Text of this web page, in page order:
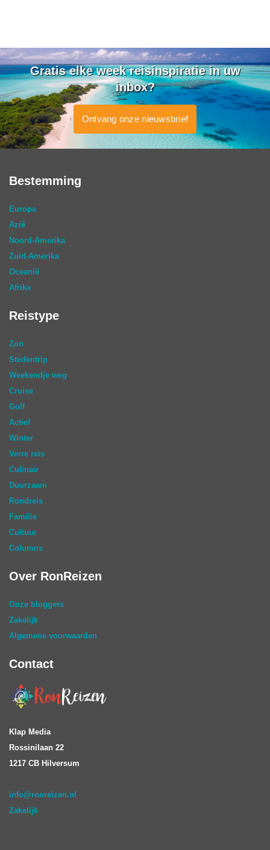
Gratis elke week reisinspiratie in uw
inbox?
Ontvang onze nieuwsbrief
Bestemming
Europa
Azië
Noord-Amerika
Zuid-Amerika
Oceanië
Afrika
Reistype
Zon
Stedentrip
Weekendje weg
Cruise
Golf
Actief
Winter
Verre reis
Culinair
Duurzaam
Rondreis
Familie
Cultuur
Columns
Over RonReizen
Onze bloggers
Zakelijk
Algemene voorwaarden
Contact
Klap Media
Rossinilaan 22
1217 CB Hilversum
info@ronreizen.nl
Zakelijk